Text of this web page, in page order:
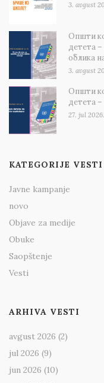
3. avgust
Општи
детета
облика
3. avgust
Општи
детета
27. jul 2026.
KATEGORIJE VESTI
Javne kampanje
novo
Objave za medije
Obuke
Saopštenje
Vesti
ARHIVA VESTI
avgust 2026 (2)
jul 2026 (9)
jun 2026 (10)